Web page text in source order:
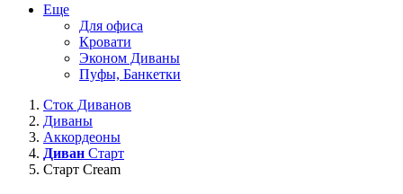
Еще
Для офиса
Кровати
Эконом Диваны
Пуфы, Банкетки
Сток Диванов
Диваны
Аккордеоны
Диван Старт
Старт Cream